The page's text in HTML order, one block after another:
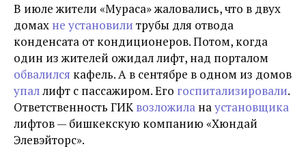
В июле жители «Мураса» жаловались, что в двух
домах не установили трубы для отвода
конденсата от кондиционеров. Потом, когда
один из жителей ожидал лифт, над порталом
обвалился кафель. А в сентябре в одном из домов
упаллифт с пассажиром. Его госпитализировали.
Ответственность ГИК возложила наустановщика
лифтов — бишкекскую компанию «Хюндай
Элевэйторс».